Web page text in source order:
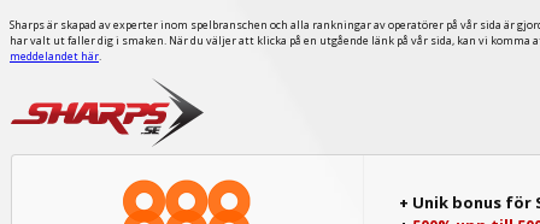
Sharps är skapad av experter inom spelbranschen och alla rankningar av operatörer på vår sida är
har valt ut faller dig i smaken. När du väljer att klicka på en utgående länk på vår sida, kan vi
meddelandet här.
+ Unik bonus för